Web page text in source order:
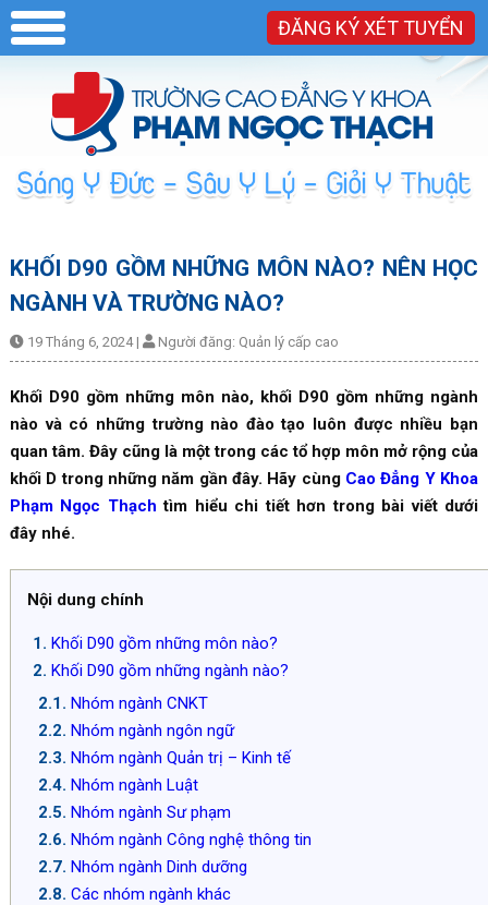
ĐĂNG KÝ XÉT TUYỂN
KHỐI D90 GỒM NHỮNG MÔN NÀO? NÊN HỌC
NGÀNH VÀ TRƯỜNG NÀO?
19 Tháng 6, 2024 | Người đăng: Quản lý cấp cao
Khối D90 gồm những môn nào, khối D90 gồm những ngành
nào và có những trường nào đào tạo luôn được nhiều bạn
quan tâm. Đây cũng là một trong các tổ hợp môn mở rộng của
khối D trong những năm gần đây. Hãy cùng Cao Đẳng Y Khoa
Phạm Ngọc Thạch tìm hiểu chi tiết hơn trong bài viết dưới
đây nhé.
Nội dung chính
Khối D90 gồm những môn nào?
Khối D90 gồm những ngành nào?
Nhóm ngành CNKT
Nhóm ngành ngôn ngữ
Nhóm ngành Quản trị – Kinh tế
Nhóm ngành Luật
Nhóm ngành Sư phạm
Nhóm ngành Công nghệ thông tin
Nhóm ngành Dinh dưỡng
Các nhóm ngành khác